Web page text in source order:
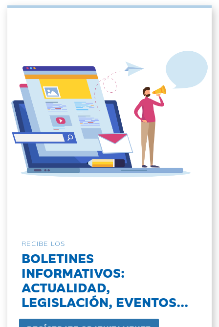
RECIBE LOS
BOLETINES
INFORMATIVOS:
ACTUALIDAD,
LEGISLACIÓN, EVENTOS...